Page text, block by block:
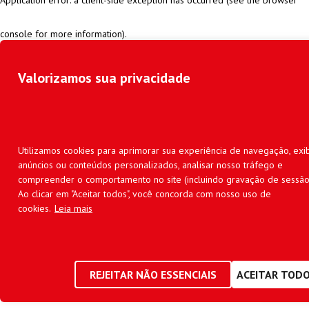
Valorizamos sua privacidade
Utilizamos cookies para aprimorar sua experiência de navegação,
anúncios ou conteúdos personalizados, analisar nosso tráfego e
compreender o comportamento no site (incluindo gravação de
Ao clicar em "Aceitar todos", você concorda com nosso uso de
cookies. Leia mais
REJEITAR NÃO ESSENCIAIS ACEITAR
console for more information).